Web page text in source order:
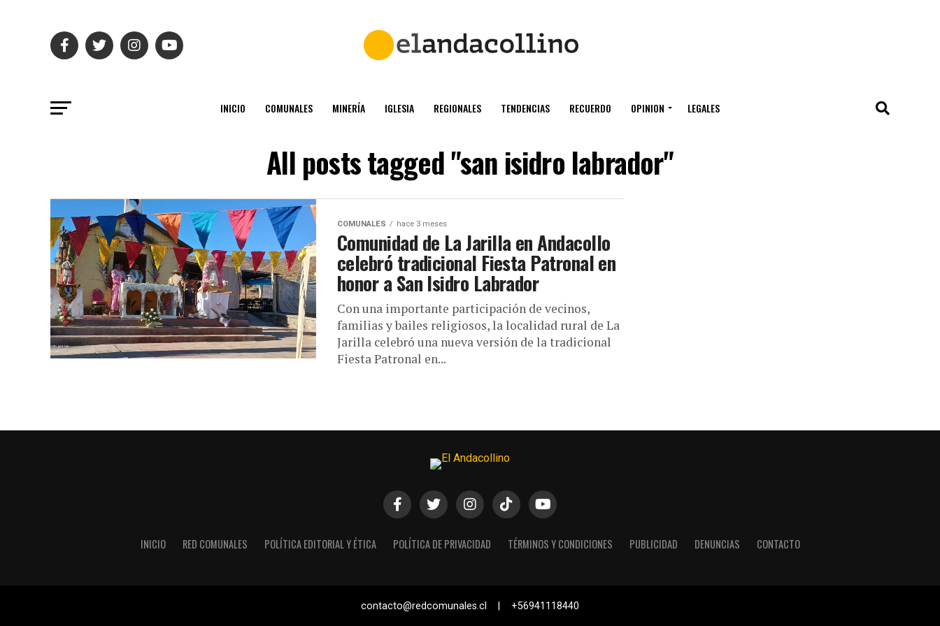
INICIO COMUNALES MINERÍA IGLESIA REGIONALES TENDENCIAS RECUERDO OPINION LEGALES
All posts tagged "san isidro labrador"
COMUNALES hace 3 meses
Comunidad de La Jarilla en Andacollo
celebró tradicional Fiesta Patronal en
honor a San Isidro Labrador
Con una importante participación de vecinos,
familias y bailes religiosos, la localidad rural de La
Jarilla celebró una nueva versión de la tradicional
Fiesta Patronal en...
INICIO RED COMUNALES POLÍTICA EDITORIAL Y ÉTICA POLÍTICA DE PRIVACIDAD TÉRMINOS Y CONDICIONES PUBLICIDAD DENUNCIAS CONTACTO
contacto@redcomunales.cl | +56941118440